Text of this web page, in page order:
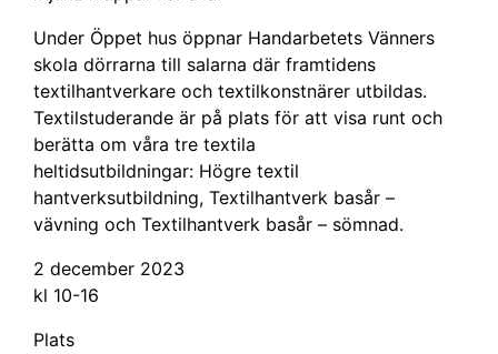
Under Öppet hus öppnar Handarbetets Vänners
skola dörrarna till salarna där framtidens
textilhantverkare och textilkonstnärer utbildas.
Textilstuderande är på plats för att visa runt och
berätta om våra tre textila
heltidsutbildningar: Högre textil
hantverksutbildning, Textilhantverk basår –
vävning och Textilhantverk basår – sömnad.
2 december 2023
kl 10-16
Plats